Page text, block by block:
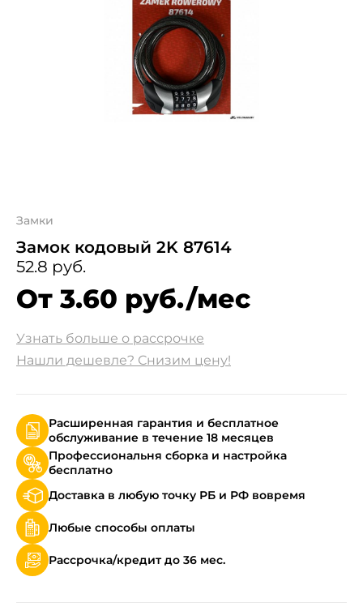
Замки
Замок кодовый 2K 87614
52.8 руб.
От 3.60 руб./мес
Узнать больше о рассрочке
Нашли дешевле? Снизим цену!
Расширенная гарантия и бесплатное
обслуживание в течение 18 месяцев
Профессиональня сборка и настройка
бесплатно
Доставка в любую точку РБ и РФ вовремя
Любые способы оплаты
Рассрочка/кредит до 36 мес.